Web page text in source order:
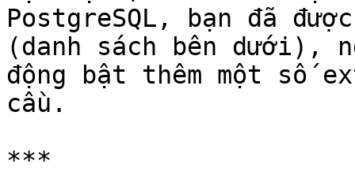
PostgreSQL, bạn đã
(danh sách bên dưới),
động bật thêm một số
cầu.
***